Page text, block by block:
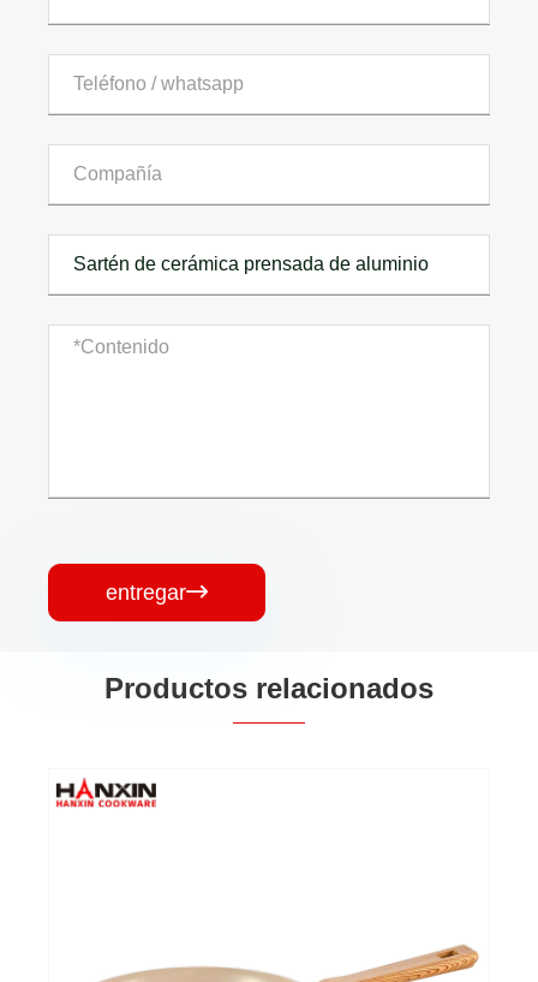
entregar
Productos relacionados